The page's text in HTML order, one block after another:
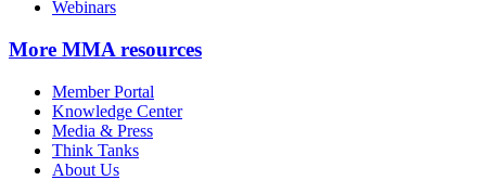
Webinars
More MMA resources
Member Portal
Knowledge Center
Media & Press
Think Tanks
About Us